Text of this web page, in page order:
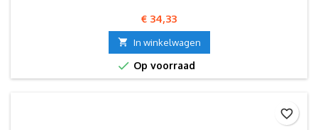
Prijs
€ 34,33
 In winkelwagen
 Op voorraad
favorite_border